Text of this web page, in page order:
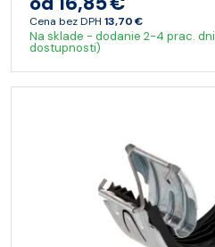
Cena bez DPH 13,70 €
Na sklade - dodanie 2-4 prac.
dostupnosti)